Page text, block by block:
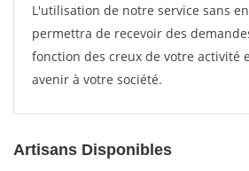
L'utilisation de notre service sans
permettra de recevoir des
fonction des creux de votre activité
avenir à votre société.
Artisans Disponibles